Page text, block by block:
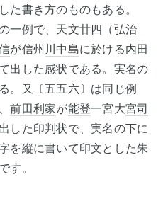
た書き方のものもある。
一例で、天文廿四（弘治
が信州 川中島に於ける内田
出した感状である。実名の
。又〔五五六〕は同じ例
前田利家が能登一宮大宮司
した印判状で、実名の下に
を縦に書いて印文とした朱
す。